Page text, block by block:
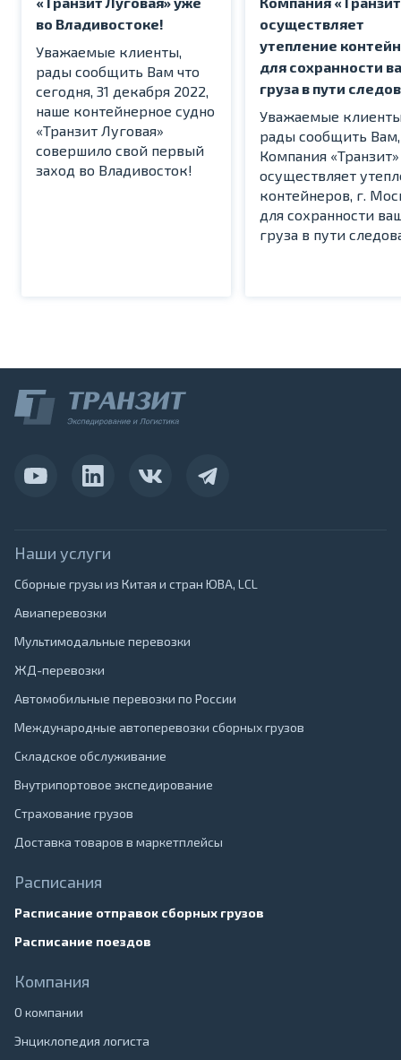
во Владивостоке!
Уважаемые клиенты,
рады сообщить Вам что
сегодня, 31 декабря 2022,
наше контейнерное судно
«Транзит Луговая»
совершило свой первый
заход во Владивосток!
осуществляет
утепление
для сохранности
груза в пути
Уважаемые
рады сообщить Вам,
Компания «Транзит»
осуществляет
контейнеров, г.
для сохранности
груза в пути
Наши услуги
Сборные грузы из Китая и стран ЮВА, LCL
Авиаперевозки
Мультимодальные перевозки
ЖД-перевозки
Автомобильные перевозки по России
Международные автоперевозки сборных грузов
Складское обслуживание
Внутрипортовое экспедирование
Страхование грузов
Доставка товаров в маркетплейсы
Расписания
Расписание отправок сборных грузов
Расписание поездов
Компания
О компании
Энциклопедия логиста